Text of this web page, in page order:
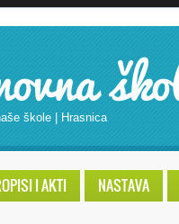
škole | Hrasnica
I AKTI NASTAVA